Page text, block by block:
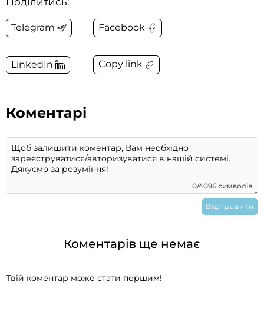
Telegram Facebook
LinkedIn Copy link
Коментарі
0/4096 символів
Коментарів ще немає
Твій коментар може стати першим!